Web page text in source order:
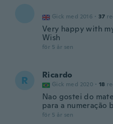
Gick med 2016 · 37
Very happy with
Wish
för 5 år sen
R Ricardo
Gick med 2020 · 18
Nao gostei do
para a numeração
för 5 år sen